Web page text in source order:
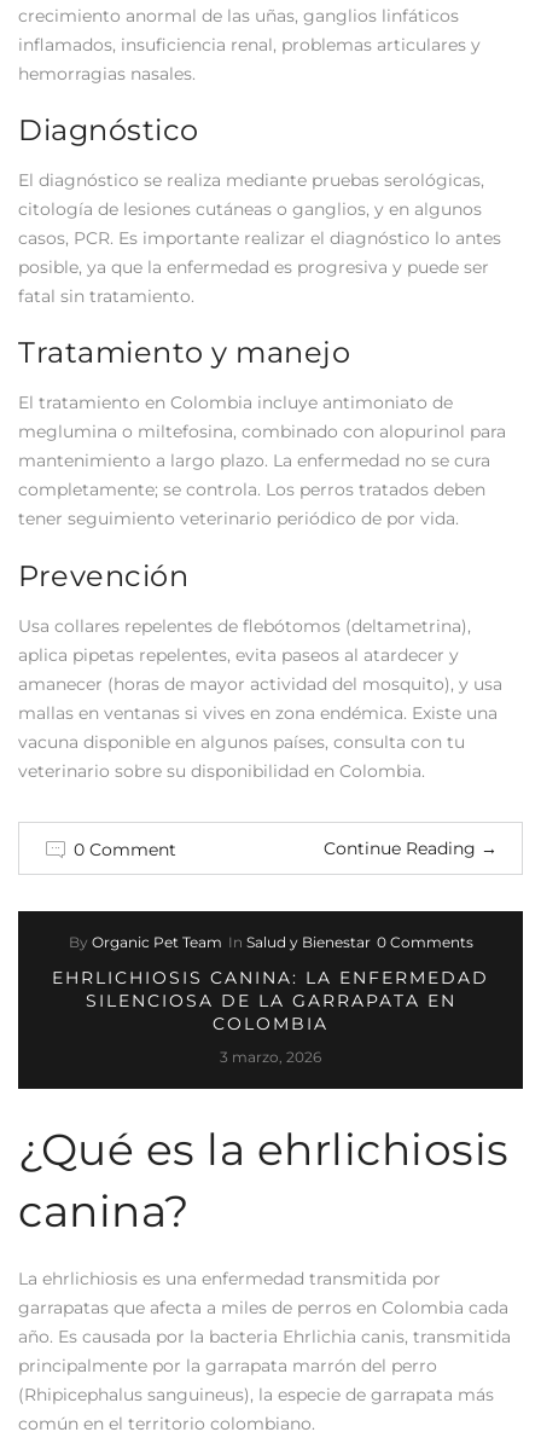
crecimiento anormal de las uñas, ganglios linfáticos
inflamados, insuficiencia renal, problemas articulares y
hemorragias nasales.
Diagnóstico
El diagnóstico se realiza mediante pruebas serológicas,
citología de lesiones cutáneas o ganglios, y en algunos
casos, PCR. Es importante realizar el diagnóstico lo antes
posible, ya que la enfermedad es progresiva y puede ser
fatal sin tratamiento.
Tratamiento y manejo
El tratamiento en Colombia incluye antimoniato de
meglumina o miltefosina, combinado con alopurinol para
mantenimiento a largo plazo. La enfermedad no se cura
completamente; se controla. Los perros tratados deben
tener seguimiento veterinario periódico de por vida.
Prevención
Usa collares repelentes de flebótomos (deltametrina),
aplica pipetas repelentes, evita paseos al atardecer y
amanecer (horas de mayor actividad del mosquito), y usa
mallas en ventanas si vives en zona endémica. Existe una
vacuna disponible en algunos países, consulta con tu
veterinario sobre su disponibilidad en Colombia.
0 Comment Continue Reading →
By Organic Pet Team In Salud y Bienestar 0 Comments
EHRLICHIOSIS CANINA: LA ENFERMEDAD
SILENCIOSA DE LA GARRAPATA EN
COLOMBIA
3 marzo, 2026
¿Qué es la ehrlichiosis
canina?
La ehrlichiosis es una enfermedad transmitida por
garrapatas que afecta a miles de perros en Colombia cada
año. Es causada por la bacteria Ehrlichia canis, transmitida
principalmente por la garrapata marrón del perro
(Rhipicephalus sanguineus), la especie de garrapata más
común en el territorio colombiano.